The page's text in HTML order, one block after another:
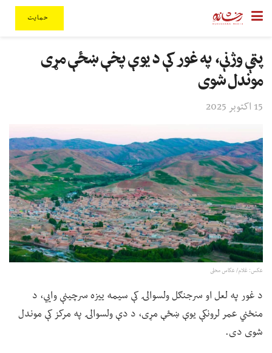
حمایت
پټې وژنې، په غور کې د یوې پخې ښځې مړی
موندل شوی
15 اکتوبر 2025
عکس: غلام/ عکاس محلی
د غور په لعل او سرجنګل ولسوالۍ کې سیمه ییزه سرچینې وايي، د
منځني عمر لرونکې یوې ښځې مړی، د دې ولسوالۍ په مرکز کې موندل
شوی دی.